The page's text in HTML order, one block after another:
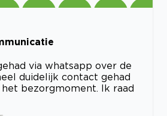
via whatsapp over de
duidelijk contact gehad
bezorgmoment. Ik raad